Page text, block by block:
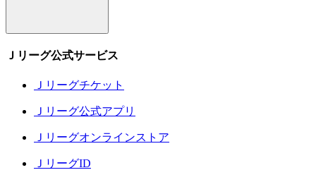
Ｊリーグ公式サービス
Ｊリーグチケット
Ｊリーグ公式アプリ
Ｊリーグオンラインストア
ＪリーグID